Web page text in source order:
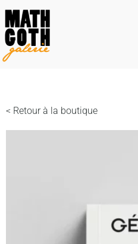
< Retour à la boutique